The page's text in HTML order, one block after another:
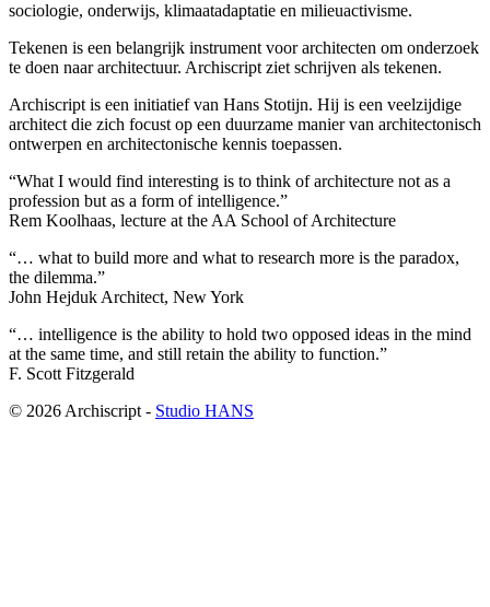
sociologie, onderwijs, klimaatadaptatie en milieuactivisme.
Tekenen is een belangrijk instrument voor architecten om onderzoek
te doen naar architectuur. Archiscript ziet schrijven als tekenen.
Archiscript is een initiatief van Hans Stotijn. Hij is een veelzijdige
architect die zich focust op een duurzame manier van architectonisch
ontwerpen en architectonische kennis toepassen.
“What I would find interesting is to think of architecture not as a
profession but as a form of intelligence.”
Rem Koolhaas, lecture at the AA School of Architecture
“… what to build more and what to research more is the paradox,
the dilemma.”
John Hejduk Architect, New York
“… intelligence is the ability to hold two opposed ideas in the mind
at the same time, and still retain the ability to function.”
F. Scott Fitzgerald
© 2026 Archiscript - Studio HANS